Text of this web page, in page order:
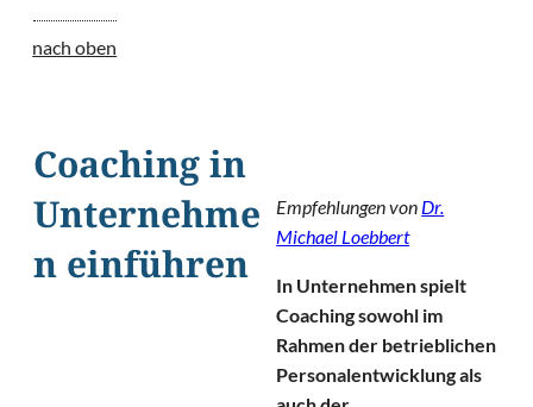
nach oben
Coaching in
Unternehme
n einführen
Empfehlungen von Dr.
Michael Loebbert
In Unternehmen spielt
Coaching sowohl im
Rahmen der betrieblichen
Personalentwicklung als